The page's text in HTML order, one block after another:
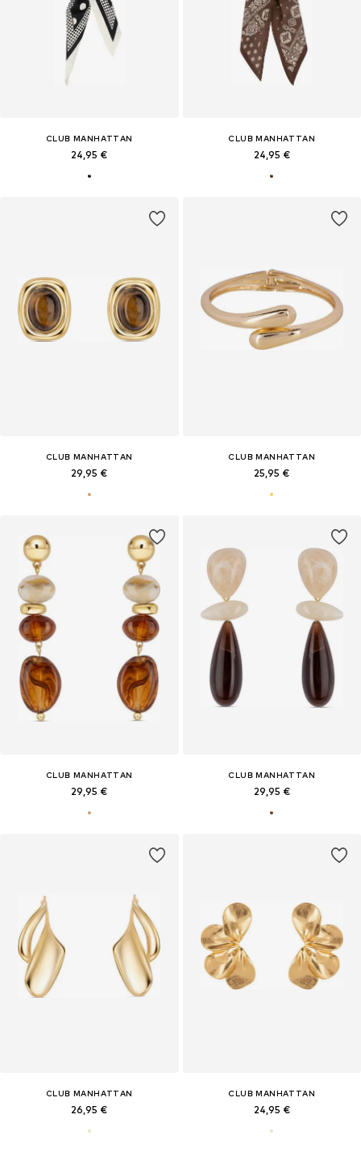
CLUB MANHATTAN
24,95 €
CLUB MANHATTAN
24,95 €
CLUB MANHATTAN
29,95 €
CLUB MANHATTAN
25,95 €
CLUB MANHATTAN
29,95 €
CLUB MANHATTAN
29,95 €
CLUB MANHATTAN
26,95 €
CLUB MANHATTAN
24,95 €